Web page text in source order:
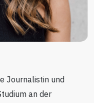
Journalistin und
an der